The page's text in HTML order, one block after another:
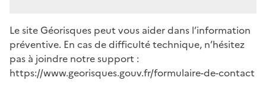
Le site Géorisques peut vous aider dans l’information
préventive. En cas de difficulté technique, n’hésitez
pas à joindre notre support :
https://www.georisques.gouv.fr/formulaire-de-contact